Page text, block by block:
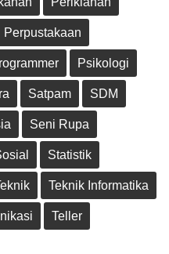
Perpustakaan
Psikologi
Satpam SDM
Seni Rupa
Statistik
Teknik Informatika
Teller